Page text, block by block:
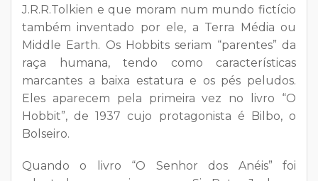
J.R.R.Tolkien e que moram num mundo fictício
também inventado por ele, a Terra Média ou
Middle Earth. Os Hobbits seriam “parentes” da
raça humana, tendo como características
marcantes a baixa estatura e os pés peludos.
Eles aparecem pela primeira vez no livro “O
Hobbit”, de 1937 cujo protagonista é Bilbo, o
Bolseiro.
Quando o livro “O Senhor dos Anéis” foi